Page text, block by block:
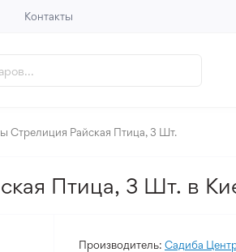
Контакты
Стрелиция Райская Птица, 3 Шт.
Птица, 3 Шт. в
Производитель: Садиба